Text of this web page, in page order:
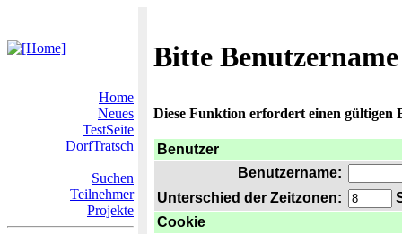
Bitte
Home
Neues
TestSeite
DorfTratsch
Suchen
Teilnehmer
Projekte
Diese Funktion erfordert einen gültigen
Benutzer
Benutzername:
Unterschied der Zeitzonen:
Cookie